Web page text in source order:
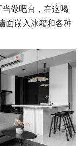
做吧台，在这喝
面嵌入冰箱和各种